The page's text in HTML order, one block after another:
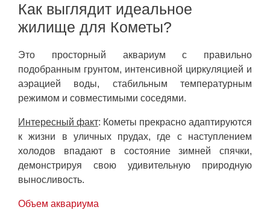
Как выглядит идеальное
жилище для Кометы?
Это просторный аквариум с правильно
подобранным грунтом, интенсивной циркуляцией и
аэрацией воды, стабильным температурным
режимом и совместимыми соседями.
Интересный факт: Кометы прекрасно адаптируются
к жизни в уличных прудах, где с наступлением
холодов впадают в состояние зимней спячки,
демонстрируя свою удивительную природную
выносливость.
Объем аквариума